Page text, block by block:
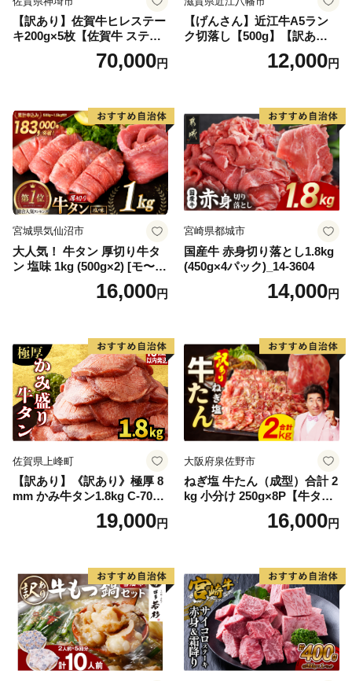
【訳あり】佐賀牛ヒレステー
キ200g×5枚【佐賀牛 ステー
キ ブランド肉 ヒレ肉 フィレ
肉 ジューシー ヘルシー】(H0
70,000円
【げんさん】近江牛A5ラン
ク切落し【500g】【訳あり】
12,000円
宮城県気仙沼市
大人気！ 牛タン 厚切り牛タ
ン 塩味 1kg (500g×2) [モ〜ラ
ンド 宮城県 気仙沼市 205646
60] 肉 牛肉 精肉 牛たん 牛タ
厚切り タン
16,000円
宮崎県都城市
国産牛 赤身切り落とし1.8kg
(450g×4パック)_14-3604
14,000円
佐賀県上峰町
【訳あり】《訳あり》極厚 8
mm かみ牛タン1.8kg C-709-
19,000円
大阪府泉佐野市
ねぎ塩 牛たん（成型）合計 2
kg 小分け 250g×8P【牛タン
牛肉 焼肉用 薄切り 訳あり サ
16,000円